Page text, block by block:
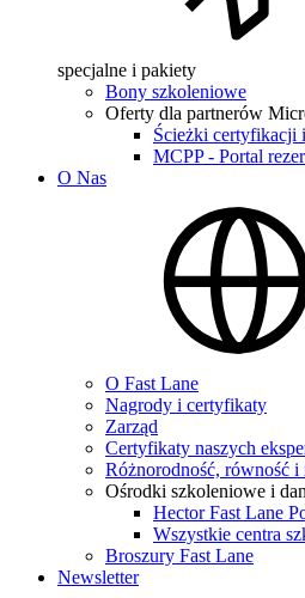
specjalne i pakiety
Bony szkoleniowe
Oferty dla partnerów
Ścieżki certyfikacji
MCPP - Portal
O Nas
O Fast Lane
Nagrody i certyfikaty
Zarząd
Certyfikaty naszych
Różnorodność, równość i
Ośrodki szkoleniowe i
Hector Fast Lane
Wszystkie centra
Broszury Fast Lane
Newsletter